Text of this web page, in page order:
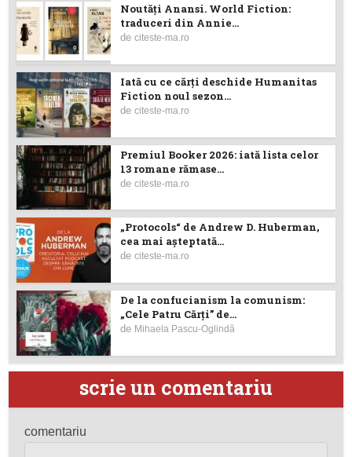
Noutăţi Anansi. World Fiction:
traduceri din Annie...
deciteste-ma.ro
Iată cu ce cărţi deschide Humanitas
Fiction noul sezon...
deciteste-ma.ro
Premiul Booker 2026: iată lista celor
13 romane rămase...
deciteste-ma.ro
„Protocols“ de Andrew D. Huberman,
cea mai așteptată...
deciteste-ma.ro
De la confucianism la comunism:
„Cele Patru Cărți” de...
de Mihaela Pascu-Oglindă
scrie un comentariu
comentariu